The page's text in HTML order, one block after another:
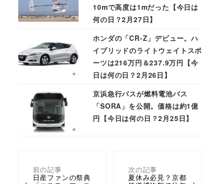
前の記事
日産ファンの祭典
次の記事
夏休み必見？京都
10mで高度は1mだった【今日は
何の日？2月27日】
ホンダの「CR-Z」デビュー。ハ
イブリッドのライトウェイトスポ
ーツは216万円＆237.9万円【今
日は何の日？2月26日】
京浜急行バスが燃料電池バス
「SORA」を公開。価格は約1億
円【今日は何の日？2月25日】